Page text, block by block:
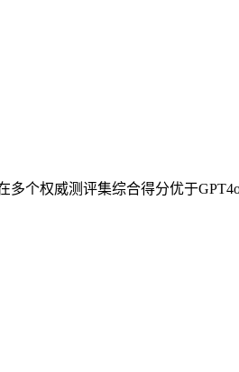
个权威测评集综合得分优于